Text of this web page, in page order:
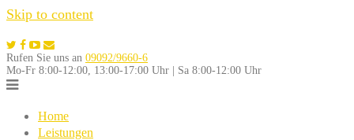
Skip to content
Rufen Sie uns an 09092/9660-6
Mo-Fr 8:00-12:00, 13:00-17:00 Uhr | Sa 8:00-12:00 Uhr
Home
Leistungen